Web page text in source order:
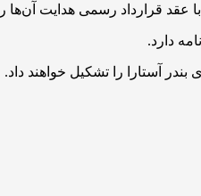
عقد قرارداد رسمی هدایت آن‌ها
دارد.
آستارا را تشکیل خواهند داد.